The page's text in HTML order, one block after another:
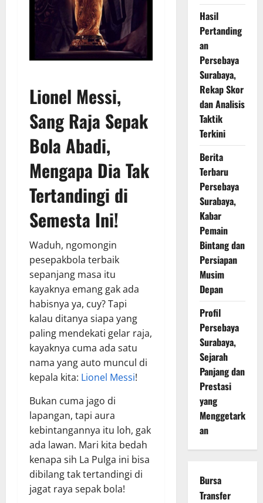
Lionel Messi,
Sang Raja Sepak
Bola Abadi,
Mengapa Dia Tak
Tertandingi di
Semesta Ini!
Waduh, ngomongin
pesepakbola terbaik
sepanjang masa itu
kayaknya emang gak ada
habisnya ya, cuy? Tapi
kalau ditanya siapa yang
paling mendekati gelar raja,
kayaknya cuma ada satu
nama yang auto muncul di
kepala kita: Lionel Messi!
Bukan cuma jago di
lapangan, tapi aura
kebintangannya itu loh, gak
ada lawan. Mari kita bedah
kenapa sih La Pulga ini bisa
dibilang tak tertandingi di
jagat raya sepak bola!
Hasil
Pertanding
an
Persebaya
Surabaya,
Rekap Skor
dan Analisis
Taktik
Terkini
Berita
Terbaru
Persebaya
Surabaya,
Kabar
Pemain
Bintang dan
Persiapan
Musim
Depan
Profil
Persebaya
Surabaya,
Sejarah
Panjang dan
Prestasi
yang
Menggetark
an
Bursa
Transfer